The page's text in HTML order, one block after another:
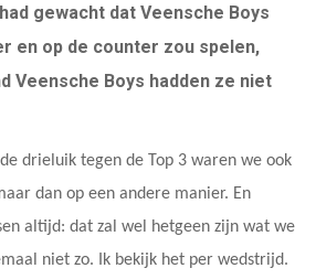
gewacht dat Veensche Boys
en op de counter zou spelen,
Veensche Boys hadden ze niet
drieluik tegen de Top 3 waren we ook
dan op een andere manier. En
altijd: dat zal wel hetgeen zijn wat we
niet zo. Ik bekijk het per wedstrijd.